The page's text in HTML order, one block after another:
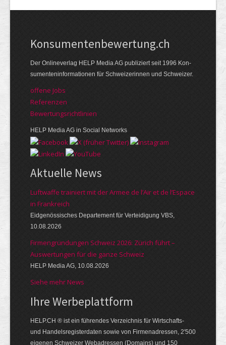
Kon­su­menten­be­wer­tung.ch
Der Online­verlag HELP Media AG publi­ziert seit 1996 Kon­
su­menten­infor­mationen für Schwei­zerinnen und Schweizer.
offene Jobs
Referenzen
Bewer­tungs­richt­linien
HELP Media AG in Social Networks
Aktuelle News
Luftwaffe trainiert mit der Armee de l’Air et de l’Espace
in Frankreich
Eidgenössisches Departement für Verteidigung VBS,
10.08.2026
Firmengründungen Schweiz 2026: Zürich führt –
Auswertungen für die ganze Schweiz
HELP Media AG, 10.08.2026
Siehe mehr News
Ihre Werbe­platt­form
HELP.CH ® ist ein führendes Ver­zeich­nis für Wirt­schafts-
und Handels­register­daten so­wie von Firmen­adressen, 2'500
eige­nen Schweizer Web­adressen (Domains) und 150